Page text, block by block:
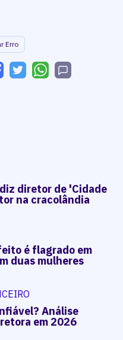
Erro
diretor de 'Cidade
na cracolândia
é flagrado em
duas mulheres
Análise
em 2026